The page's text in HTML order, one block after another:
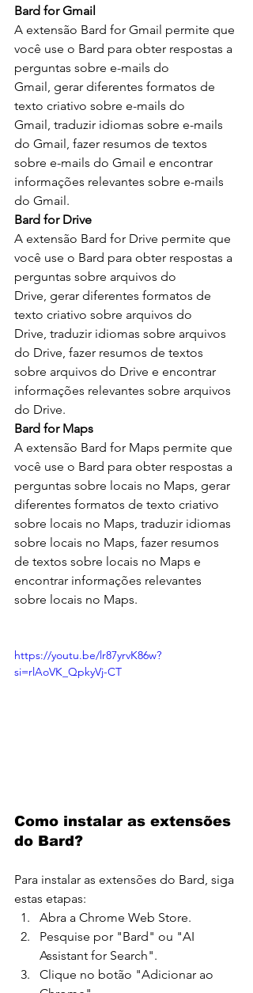
Bard for Gmail
A extensão Bard for Gmail permite que
você use o Bard para obter respostas a
perguntas sobre e-mails do
Gmail, gerar diferentes formatos de
texto criativo sobre e-mails do
Gmail, traduzir idiomas sobre e-mails
do Gmail, fazer resumos de textos
sobre e-mails do Gmail e encontrar
informações relevantes sobre e-mails
do Gmail.
Bard for Drive
A extensão Bard for Drive permite que
você use o Bard para obter respostas a
perguntas sobre arquivos do
Drive, gerar diferentes formatos de
texto criativo sobre arquivos do
Drive, traduzir idiomas sobre arquivos
do Drive, fazer resumos de textos
sobre arquivos do Drive e encontrar
informações relevantes sobre arquivos
do Drive.
Bard for Maps
A extensão Bard for Maps permite que
você use o Bard para obter respostas a
perguntas sobre locais no Maps, gerar
diferentes formatos de texto criativo
sobre locais no Maps, traduzir idiomas
sobre locais no Maps, fazer resumos
de textos sobre locais no Maps e
encontrar informações relevantes
sobre locais no Maps.
https://youtu.be/lr87yrvK86w?
si=rlAoVK_QpkyVj-CT
Como instalar as extensões
do Bard?
Para instalar as extensões do Bard, siga
estas etapas:
Abra a Chrome Web Store.
Pesquise por "Bard" ou "AI
Assistant for Search".
Clique no botão "Adicionar ao